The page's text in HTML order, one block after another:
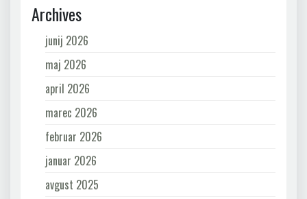
Archives
junij 2026
maj 2026
april 2026
marec 2026
februar 2026
januar 2026
avgust 2025